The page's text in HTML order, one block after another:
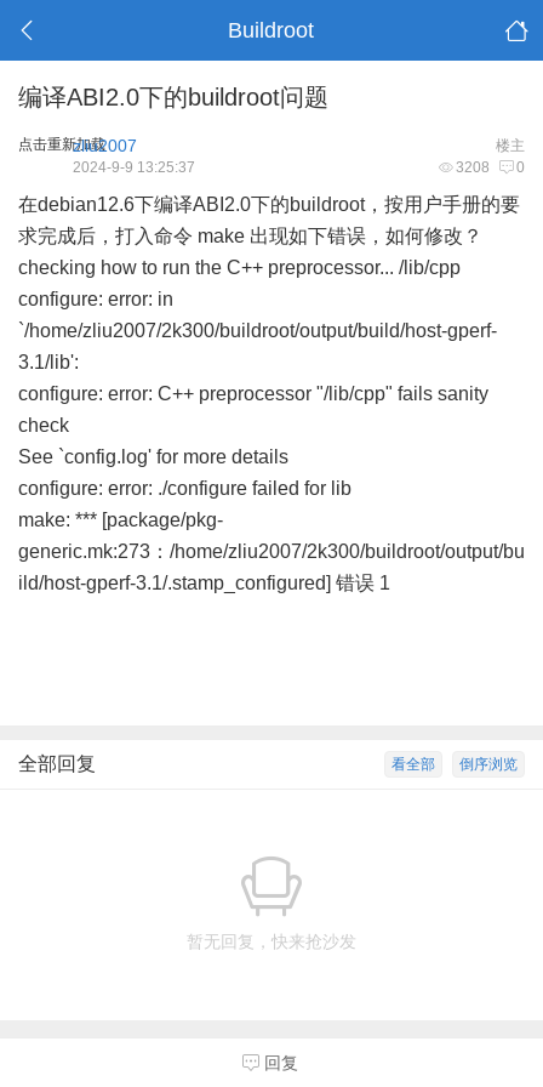
Buildroot
编译ABI2.0下的buildroot问题
点击重新加载 楼主
zliu2007
3208 0
2024-9-9 13:25:37
在debian12.6下编译ABI2.0下的buildroot，按用户手册的要
求完成后，打入命令 make 出现如下错误，如何修改？
checking how to run the C++ preprocessor... /lib/cpp
configure: error: in
`/home/zliu2007/2k300/buildroot/output/build/host-gperf-
3.1/lib':
configure: error: C++ preprocessor "/lib/cpp" fails sanity
check
See `config.log' for more details
configure: error: ./configure failed for lib
make: *** [package/pkg-
generic.mk:273：/home/zliu2007/2k300/buildroot/output/bu
ild/host-gperf-3.1/.stamp_configured] 错误 1
倒序浏览
看全部
全部回复
暂无回复，快来抢沙发
回复